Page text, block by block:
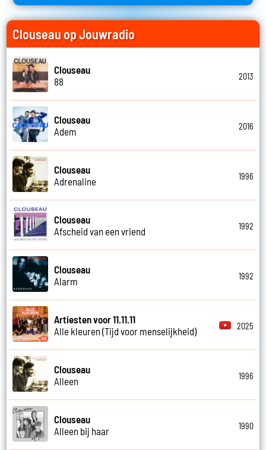
Clouseau op Jouwradio
Clouseau
88
2013
Clouseau
Adem
2016
Clouseau
Adrenaline
1996
Clouseau
Afscheid van een vriend
1992
Clouseau
Alarm
1992
Artiesten voor 11.11.11
Alle kleuren (Tijd voor menselijkheid)
2025
Clouseau
Alleen
1996
Clouseau
Alleen bij haar
1990